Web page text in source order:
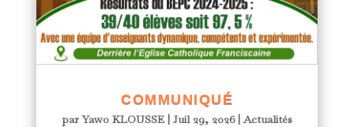
COMMUNIQUÉ
parYawo KLOUSSE| Juil 29, 2026|Actualités